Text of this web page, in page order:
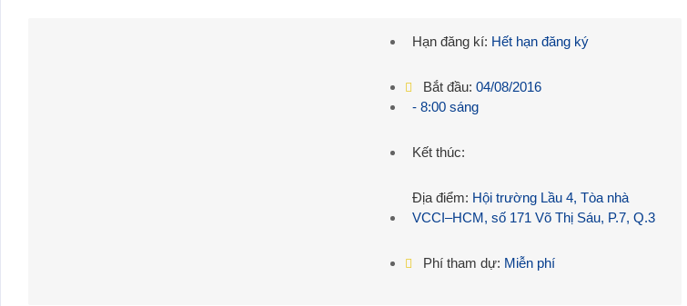
Hạn đăng kí: Hết hạn đăng ký
Bắt đầu: 04/08/2016
- 8:00 sáng
Kết thúc:
Địa điểm: Hội trường Lầu 4, Tòa nhà
VCCI–HCM, số 171 Võ Thị Sáu, P.7, Q.3
Phí tham dự: Miễn phí